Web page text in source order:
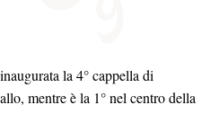
la 4° cappella di
mentre è la 1° nel centro della